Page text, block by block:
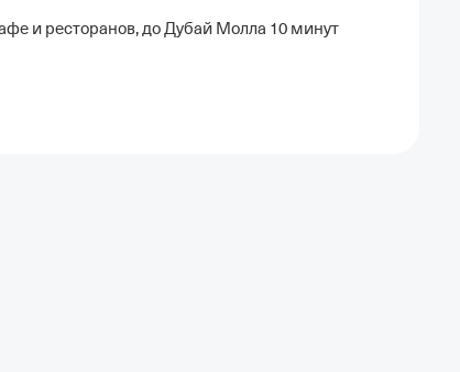
и ресторанов, до Дубай Молла 10 минут